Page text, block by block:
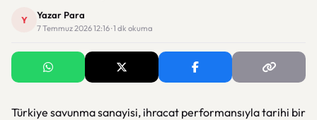
Y Yazar Para
7 Temmuz 2026 12:16 · 1 dk okuma
Türkiye savunma sanayisi, ihracat performansıyla tarihi bir